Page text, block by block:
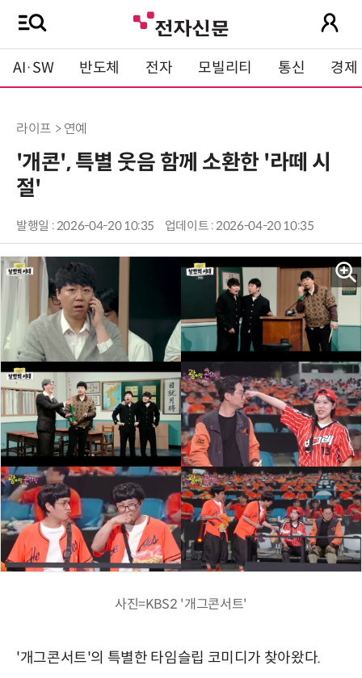
AI·SW 반도체 전자 모빌리티 통신 경제
라이프 > 연예
'개콘', 특별 웃음 함께 소환한 '라떼 시
절'
발행일 : 2026-04-20 10:35 업데이트 : 2026-04-20 10:35
사진=KBS2 '개그콘서트'
'개그콘서트'의 특별한 타임슬립 코미디가 찾아왔다.